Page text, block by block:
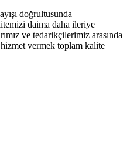
doğrultusunda
daima daha ileriye
ve tedarikçilerimiz arasında
hizmet vermek toplam kalite